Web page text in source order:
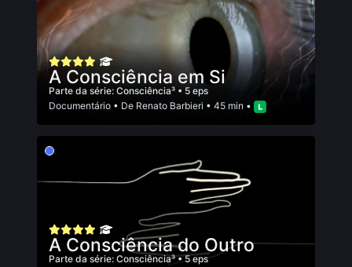
A Consciência em Si
Parte da série: Consciência³ • 5 eps
Documentário • De Renato Barbieri • 45 min •
A Consciência do Outro
Parte da série: Consciência³• 5 eps